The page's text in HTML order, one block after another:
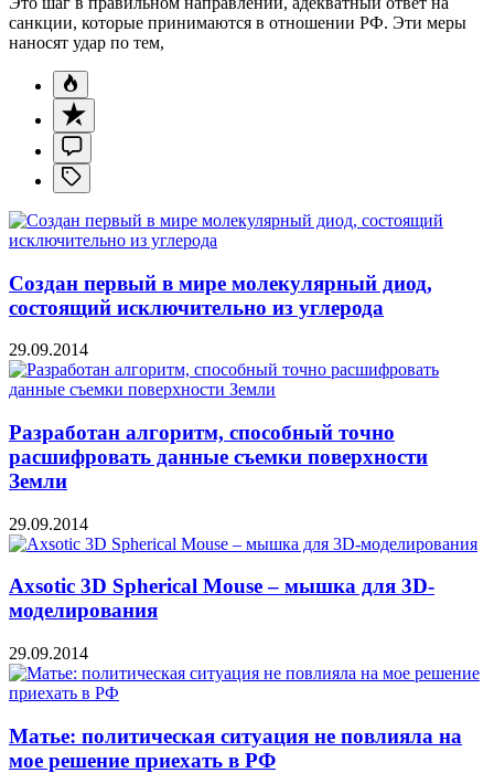
санкции, которые принимаются в отношении РФ. Эти меры
наносят удар по тем,
Создан первый в мире молекулярный диод,
состоящий исключительно из углерода
29.09.2014
Разработан алгоритм, способный точно
расшифровать данные съемки поверхности
Земли
29.09.2014
Axsotic 3D Spherical Mouse – мышка для 3D-
моделирования
29.09.2014
Матье: политическая ситуация не повлияла на
мое решение приехать в РФ